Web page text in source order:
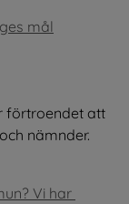
mål
förtroendet att
nämnder.
Vi har